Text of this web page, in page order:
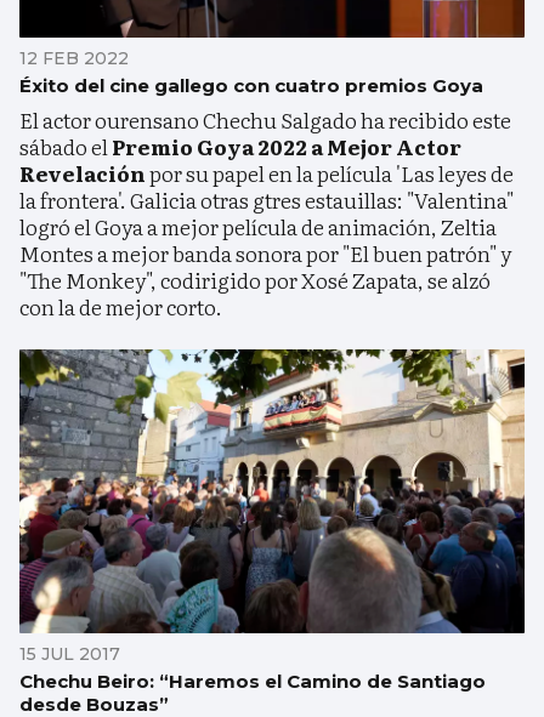
12 FEB 2022
Éxito del cine gallego con cuatro premios Goya
El actor ourensano Chechu Salgado ha recibido este
sábado el Premio Goya 2022 a Mejor Actor
Revelaciónpor su papel en la película 'Las leyes de
la frontera'. Galicia otras gtres estauillas: "Valentina"
logró el Goya a mejor película de animación, Zeltia
Montes a mejor banda sonora por "El buen patrón" y
"The Monkey", codirigido por Xosé Zapata, se alzó
con la de mejor corto.
15 JUL 2017
Chechu Beiro: “Haremos el Camino de Santiago
desde Bouzas”